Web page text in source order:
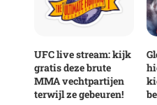
UFC live stream: kijk
gratis deze brute
MMA vechtpartijen
terwijl ze gebeuren!